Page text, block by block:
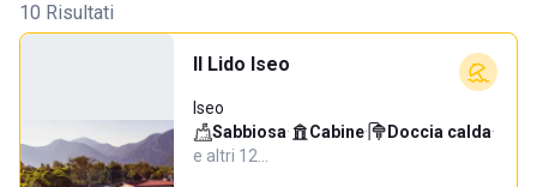
10 Risultati
Il Lido Iseo
Iseo
Sabbiosa· Cabine· Doccia calda·
e altri 12…